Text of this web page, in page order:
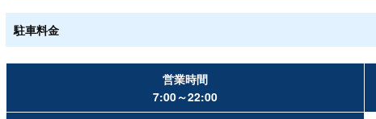
駐車料金
営業時間
7:00～22:00